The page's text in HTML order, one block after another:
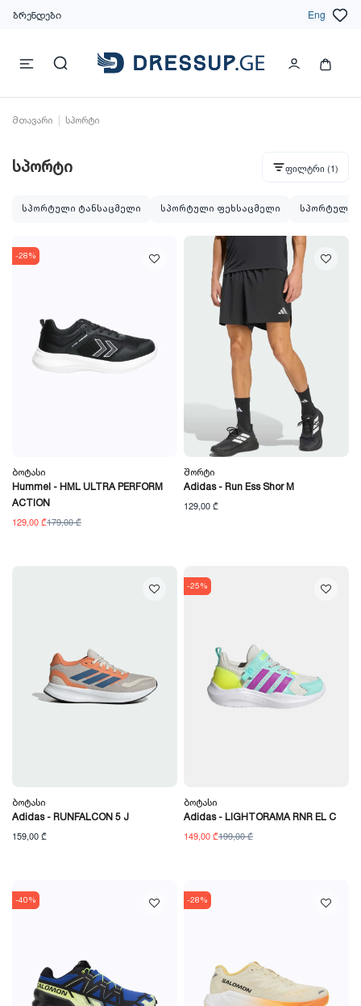
ბრენდები Eng
მთავარი სპორტი
სპორტი ფილტრი(1)
სპორტული ტანსაცმელი სპორტული ფეხსაცმელი სპორტული
-28%
Ბოტასი
Hummel - HML ULTRA PERFORM
ACTION
129,00 ₾179,00 ₾
Შორტი
Adidas - Run Ess Shor M
129,00 ₾
Ბოტასი
Adidas - RUNFALCON 5 J
159,00 ₾
-25%
Ბოტასი
Adidas - LIGHTORAMA RNR EL C
149,00 ₾199,00 ₾
-40% -28%